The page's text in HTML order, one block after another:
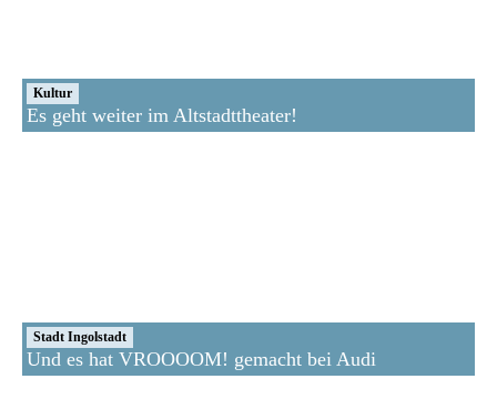
Kultur
Es geht weiter im Altstadttheater!
Stadt Ingolstadt
Und es hat VROOOOM! gemacht bei Audi